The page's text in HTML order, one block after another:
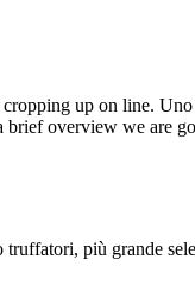
up on line.
overview we are
più grande